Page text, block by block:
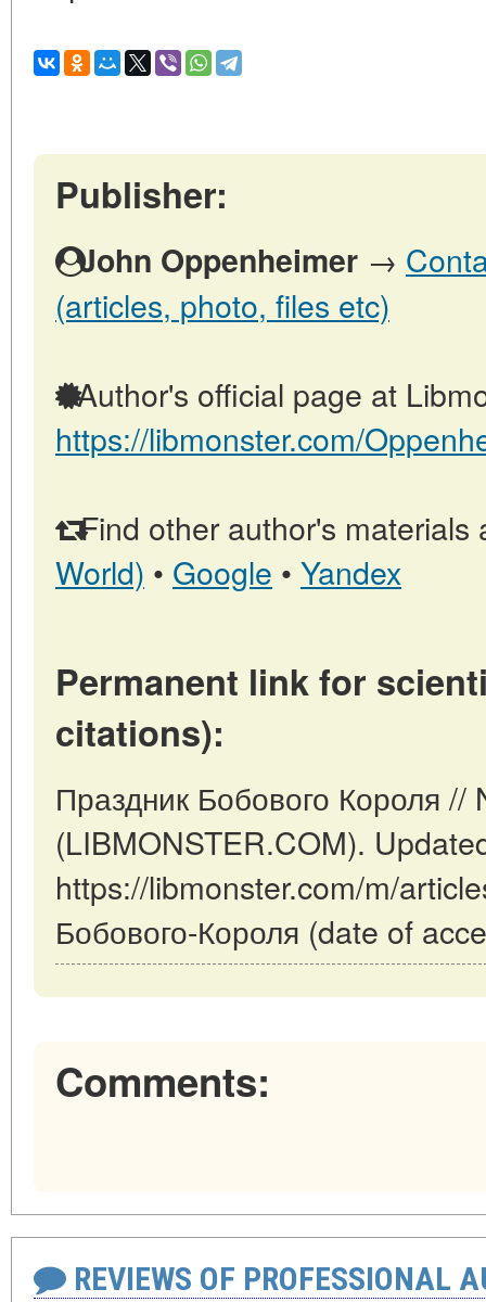
Publisher:
John Oppenheimer →
(articles, photo, files etc)
Author's official page at
https://libmonster.com/
Find other author's materials
World) • Google • Yandex
Permanent link for
citations):
Праздник Бобового Короля //
(LIBMONSTER.COM).
https://libmonster.com/m/
Бобового-Короля (date of
Comments:
REVIEWS OF PROFESSIONAL